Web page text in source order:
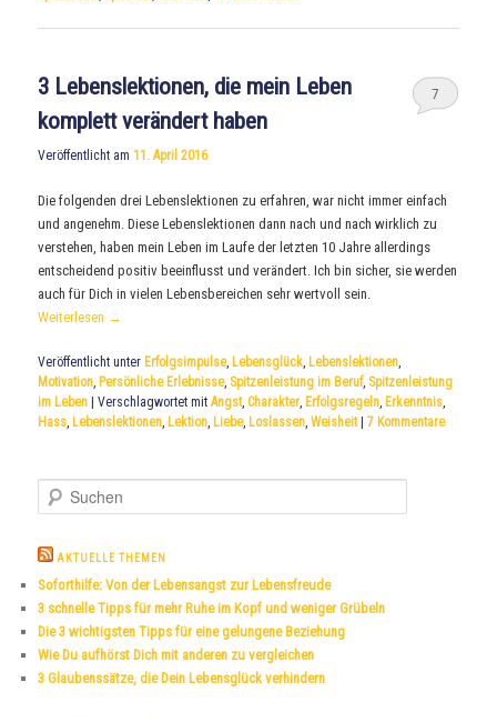
3 Lebenslektionen, die mein Leben
komplett verändert haben
Veröffentlicht am11. April 2016
7
Die folgenden drei Lebenslektionen zu erfahren, war nicht immer einfach
und angenehm. Diese Lebenslektionen dann nach und nach wirklich zu
verstehen, haben mein Leben im Laufe der letzten 10 Jahre allerdings
entscheidend positiv beeinflusst und verändert. Ich bin sicher, sie werden
auch für Dich in vielen Lebensbereichen sehr wertvoll sein.
Weiterlesen →
Veröffentlicht unter Erfolgsimpulse, Lebensglück, Lebenslektionen,
Motivation, Persönliche Erlebnisse, Spitzenleistung im Beruf, Spitzenleistung
im Leben
|Verschlagwortet mit Angst,Charakter, Erfolgsregeln, Erkenntnis,
Hass, Lebenslektionen, Lektion, Liebe, Loslassen,Weisheit |7 Kommentare
u
h
n
AKTUELLE THEMEN
Soforthilfe: Von der Lebensangst zur Lebensfreude
3 schnelle Tipps für mehr Ruhe im Kopf und weniger Grübeln
Die 3 wichtigsten Tipps für eine gelungene Beziehung
Wie Du aufhörst Dich mit anderen zu vergleichen
3 Glaubenssätze, die Dein Lebensglück verhindern